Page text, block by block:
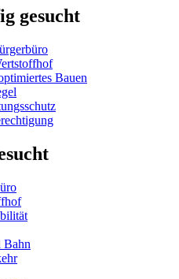
gesucht
Bauen
Bahn